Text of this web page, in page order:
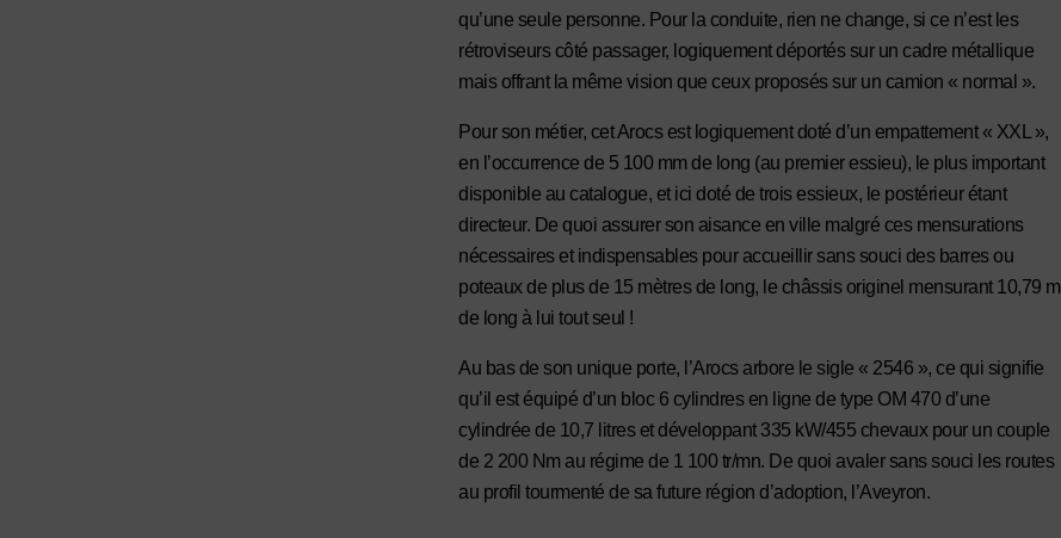
qu’une seule personne. Pour la conduite, rien ne change, si ce n’est les
rétroviseurs côté passager, logiquement déportés sur un cadre métallique
mais offrant la même vision que ceux proposés sur un camion « normal ».
Pour son métier, cet Arocs est logiquement doté d’un empattement « XXL »,
en l’occurrence de 5 100 mm de long (au premier essieu), le plus important
disponible au catalogue, et ici doté de trois essieux, le postérieur étant
directeur. De quoi assurer son aisance en ville malgré ces mensurations
nécessaires et indispensables pour accueillir sans souci des barres ou
poteaux de plus de 15 mètres de long, le châssis originel mensurant 10,79 m
de long à lui tout seul !
Au bas de son unique porte, l’Arocs arbore le sigle « 2546 », ce qui signifie
qu’il est équipé d’un bloc 6 cylindres en ligne de type OM 470 d’une
cylindrée de 10,7 litres et développant 335 kW/455 chevaux pour un couple
de 2 200 Nm au régime de 1 100 tr/mn. De quoi avaler sans souci les routes
au profil tourmenté de sa future région d’adoption, l’Aveyron.